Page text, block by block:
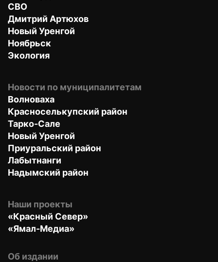
СВО
Дмитрий Артюхов
Новый Уренгой
Ноябрьск
Экология
Новости по муниципалитетам
Волноваха
Красноселькупский район
Тарко-Сале
Новый Уренгой
Приуральский район
Лабытнанги
Надымский район
Наши проекты
«Красный Север»
«Ямал-Медиа»
Об издании